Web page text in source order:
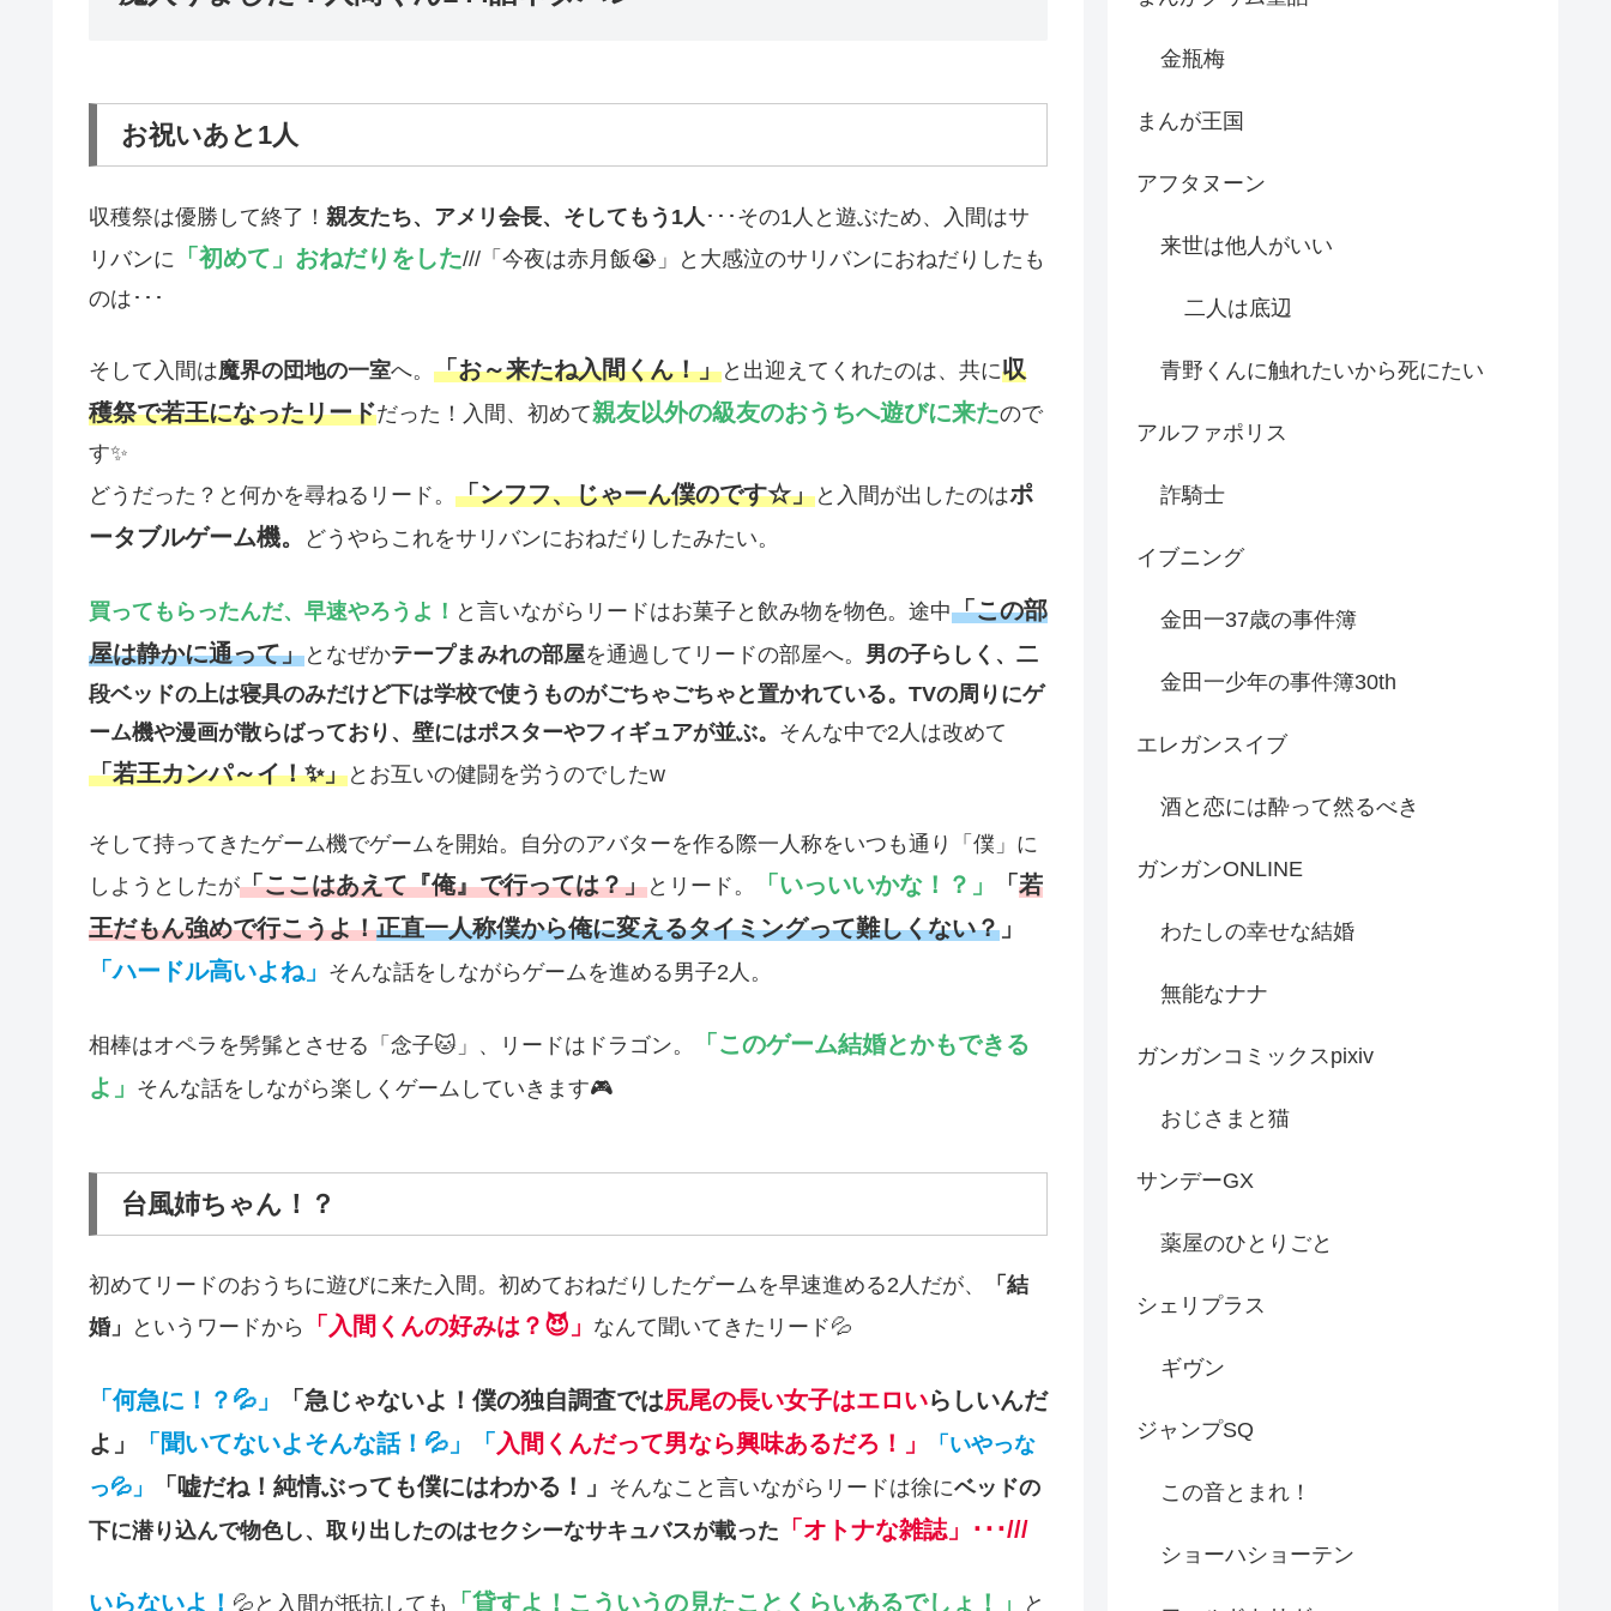
お祝いあと1人
収穫祭は優勝して終了！ 親友たち、アメリ会長、そしてもう1人 ･･･その1人と遊ぶため、入間はサ
リバンに
「初めて」おねだりをした///「今夜は赤月飯😭」と大感泣のサリバンにおねだりしたも
のは･･･
そして入間は魔界の団地の一室へ。 「お～来たね入間くん！」と出迎えてくれたのは、共に収
穫祭で若王になったリードだった！入間、初めて親友以外の級友のおうちへ遊びに来たので
す✨
どうだった？と何かを尋ねるリード。 「ンフフ、じゃーん僕のです☆」と入間が出したのはポ
ータブルゲーム機。
どうやらこれをサリバンにおねだりしたみたい。
買ってもらったんだ、早速やろうよ！ と言いながらリードはお菓子と飲み物を物色。途中「この部
屋は静かに通って」となぜかテープまみれの部屋を通過してリードの部屋へ。 男の子らしく、二
段ベッドの上は寝具のみだけど下は学校で使うものがごちゃごちゃと置かれている。TVの周りにゲ
ーム機や漫画が散らばっており、壁にはポスターやフィギュアが並ぶ。 そんな中で2人は改めて
「若王カンパ～イ！✨」とお互いの健闘を労うのでしたw
そして持ってきたゲーム機でゲームを開始。自分のアバターを作る際一人称をいつも通り「僕」に
しようとしたが「ここはあえて『俺』で行っては？」とリード。 「いっいいかな！？」 「 若
王だもん強めで行こうよ！正直一人称僕から俺に変えるタイミングって難しくない？ 」
「ハードル高いよね」 そんな話をしながらゲームを進める男子2人。
相棒はオペラを髣髴とさせる「念子🐱」、リードはドラゴン。
「このゲーム結婚とかもできる
よ」 そんな話をしながら楽しくゲームしていきます🎮
台風姉ちゃん！？
初めてリードのおうちに遊びに来た入間。初めておねだりしたゲームを早速進める2人だが、
「結
婚」
というワードから 「入間くんの好みは？😈」 なんて聞いてきたリード💦
「何急に！？💦」 「急じゃないよ！僕の独自調査では尻尾の長い女子はエロいらしいんだ
よ」
「聞いてないよそんな話！💦」 「入間くんだって男なら興味あるだろ！」
「いやっな
っ💦」
「嘘だね！純情ぶっても僕にはわかる！」 そんなこと言いながらリードは徐にベッドの
下に潜り込んで物色し、取り出したのはセクシーなサキュバスが載った 「オトナな雑誌」･･･///
いらないよ！ 💦と入間が抵抗しても 「貸すよ！こういうの見たことくらいあるでしょ！」 と
金瓶梅
まんが王国
アフタヌーン
来世は他人がいい
二人は底辺
青野くんに触れたいから死にたい
アルファポリス
詐騎士
イブニング
金田一37歳の事件簿
金田一少年の事件簿30th
エレガンスイブ
酒と恋には酔って然るべき
ガンガンONLINE
わたしの幸せな結婚
無能なナナ
ガンガンコミックスpixiv
おじさまと猫
サンデーGX
薬屋のひとりごと
シェリプラス
ギヴン
ジャンプSQ
この音とまれ！
ショーハショーテン